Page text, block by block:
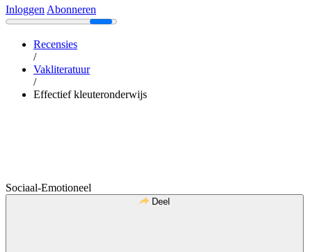
Inloggen Abonneren
Recensies
/
Vakliteratuur
/
Effectief kleuteronderwijs
Sociaal-Emotioneel
Deel